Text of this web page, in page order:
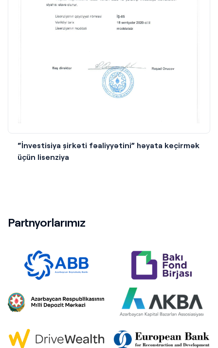
“İnvestisiya şirkəti fəaliyyətini” həyata keçirmək
üçün lisenziya
Partnyorlarımız